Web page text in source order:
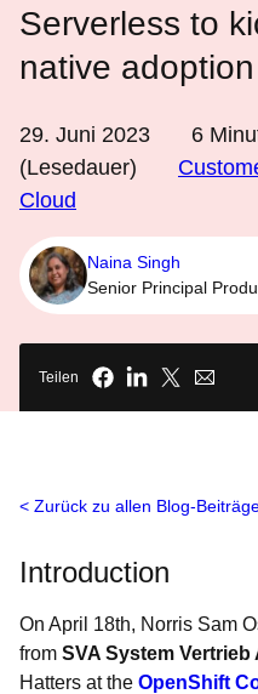
Serverless to
native
29. Juni 2023 6
(Lesedauer)
Cloud
Naina Singh
Senior Principal
Teilen
Zurück zu allen Blog-
Introduction
On April 18th, Norris Sam
from SVA System Vertrieb
Hatters at the OpenShift